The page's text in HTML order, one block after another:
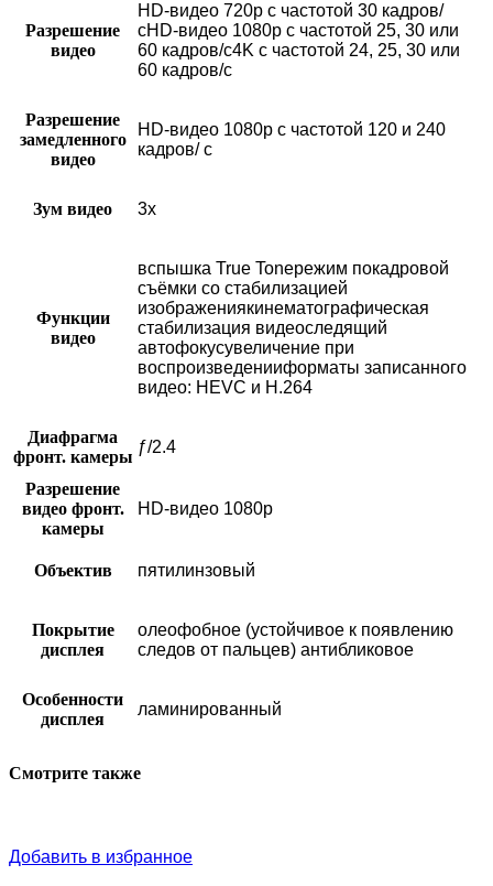
Разрешение
видео
HD-видео 720p с частотой 30 кадров/
сHD-видео 1080p с частотой 25, 30 или
60 кадров/с4K с частотой 24, 25, 30 или
60 кадров/с
Разрешение
замедленного
видео
HD-видео 1080р с частотой 120 и 240
кадров/ с
Зум видео 3x
Функции
видео
вспышка True Toneрежим покадровой
съёмки со стабилизацией
изображениякинематографическая
стабилизация видеоследящий
автофокусувеличение при
воспроизведенииформаты записанного
видео: HEVC и H.264
Диафрагма
фронт. камеры
ƒ/2.4
Разрешение
видео фронт.
камеры
HD-видео 1080p
Объектив пятилинзовый
Покрытие
дисплея
олеофобное (устойчивое к появлению
следов от пальцев) антибликовое
Особенности
дисплея
ламинированный
Смотрите также
Добавить в избранное